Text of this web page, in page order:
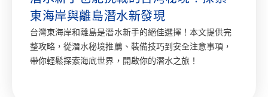
東海岸與離島潛水新發現
台灣東海岸和離島是潛水新手的絕佳選擇！本文提供完
整攻略，從潛水秘境推薦、裝備技巧到安全注意事項，
帶你輕鬆探索海底世界，開啟你的潛水之旅！